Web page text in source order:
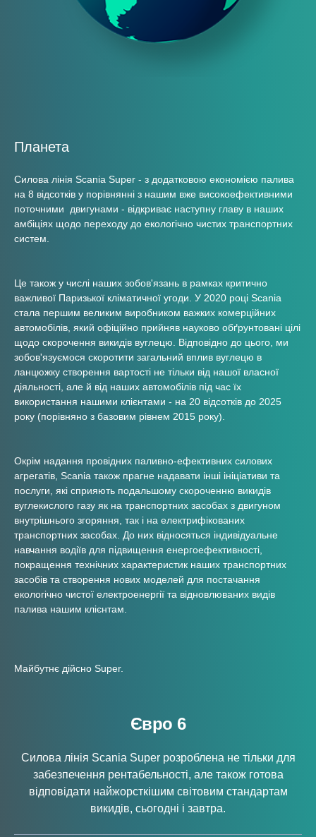
Планета
Силова лінія Scania Super - з додатковою економією палива
на 8 відсотків у порівнянні з нашим вже високоефективними
поточними двигунами - відкриває наступну главу в наших
амбіціях щодо переходу до екологічно чистих транспортних
систем.
Це також у числі наших зобов'язань в рамках критично
важливої Паризької кліматичної угоди. У 2020 році Scania
стала першим великим виробником важких комерційних
автомобілів, який офіційно прийняв науково обґрунтовані цілі
щодо скорочення викидів вуглецю. Відповідно до цього, ми
зобов'язуємося скоротити загальний вплив вуглецю в
ланцюжку створення вартості не тільки від нашої власної
діяльності, але й від наших автомобілів під час їх
використання нашими клієнтами - на 20 відсотків до 2025
року (порівняно з базовим рівнем 2015 року).
Окрім надання провідних паливно-ефективних силових
агрегатів, Scania також прагне надавати інші ініціативи та
послуги, які сприяють подальшому скороченню викидів
вуглекислого газу як на транспортних засобах з двигуном
внутрішнього згоряння, так і на електрифікованих
транспортних засобах. До них відносяться індивідуальне
навчання водіїв для підвищення енергоефективності,
покращення технічних характеристик наших транспортних
засобів та створення нових моделей для постачання
екологічно чистої електроенергії та відновлюваних видів
палива нашим клієнтам.
Майбутнє дійсно Super.
Євро 6
Силова лінія Scania Super розроблена не тільки для
забезпечення рентабельності, але також готова
відповідати найжорсткішим світовим стандартам
викидів, сьогодні і завтра.